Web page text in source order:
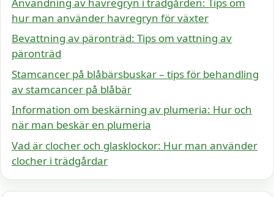
hur man använder havregryn för växter
Bevattning av päronträd: Tips om vattning av
päronträd
Stamcancer på blåbärsbuskar – tips för behandling
av stamcancer på blåbär
Information om beskärning av plumeria: Hur och
när man beskär en plumeria
Vad är clocher och glasklockor: Hur man använder
clocher i trädgårdar